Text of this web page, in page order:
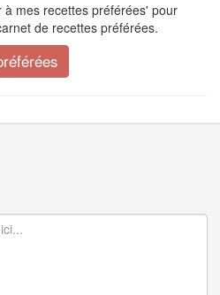
mes recettes préférées' pour
de recettes préférées.